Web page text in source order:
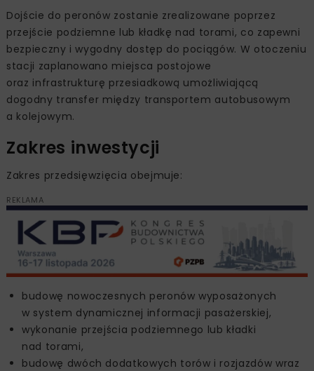
Dojście do peronów zostanie zrealizowane poprzez
przejście podziemne lub kładkę nad torami, co zapewni
bezpieczny i wygodny dostęp do pociągów. W otoczeniu
stacji zaplanowano miejsca postojowe
oraz infrastrukturę przesiadkową umożliwiającą
dogodny transfer między transportem autobusowym
a kolejowym.
Zakres inwestycji
Zakres przedsięwzięcia obejmuje:
REKLAMA
budowę nowoczesnych peronów wyposażonych
w system dynamicznej informacji pasażerskiej,
wykonanie przejścia podziemnego lub kładki
nad torami,
budowę dwóch dodatkowych torów i rozjazdów wraz